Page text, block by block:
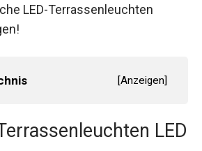
LED-Terrassenleuchten
[Anzeigen]
LED